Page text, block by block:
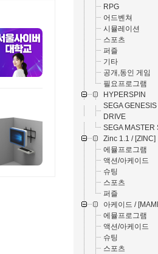
RPG
어드벤쳐
시뮬레이션
스포츠
퍼즐
기타
공개,동인 게임
필요프로그램
HYPERSPIN
SEGA
DRIVE
SEGA MASTER
Zinc 1.1 / [ZINC]
에뮬프로그램
액션/아케이드
슈팅
스포츠
퍼즐
아케이드 /
에뮬프로그램
액션/아케이드
슈팅
스포츠